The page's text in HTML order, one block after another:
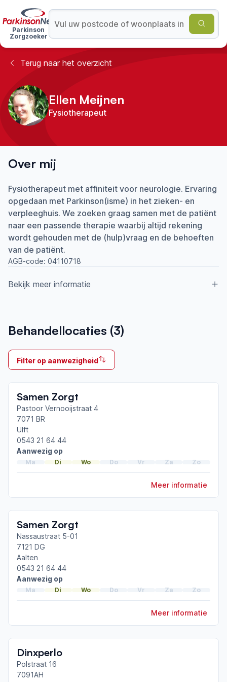
Parkinson
Zorgzoeker
Terug naar het overzicht
Ellen Meijnen
Fysiotherapeut
Over mij
Fysiotherapeut met affiniteit voor neurologie. Ervaring
opgedaan met Parkinson(isme) in het zieken- en
verpleeghuis. We zoeken graag samen met de patiënt
naar een passende therapie waarbij altijd rekening
wordt gehouden met de (hulp)vraag en de behoeften
van de patiënt.
AGB-code: 04110718
Bekijk meer informatie
2017
Ik behandel
Op locatie & Thuis
netwerk
Doetinchem
Afgeronde ParkinsonNet-scholingen
ParkinsonNet congres 2025
ParkinsonNet congres 2023
Schrijven bij parkinson
Behandellocaties (3)
Filter op aanwezigheid
Samen Zorgt
Pastoor Vernooijstraat 4
7071 BR
Ulft
0543 21 64 44
Aanwezig op
Ma Di Wo Do Vr Za Zo
Meer informatie
Samen Zorgt
Nassaustraat 5-01
7121 DG
Aalten
0543 21 64 44
Aanwezig op
Ma Di Wo Do Vr Za Zo
Meer informatie
Dinxperlo
Polstraat 16
7091AH